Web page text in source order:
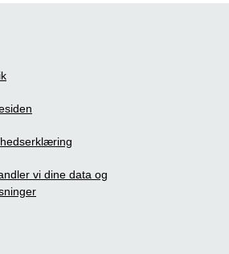
vi dine data og